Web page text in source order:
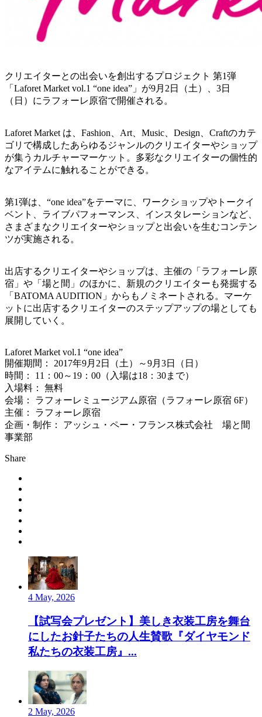
クリエイターとの出会いを創出するプロジェクト 第1弾
「Laforet Market vol.1 “one idea”」が9月2日（土）、3日
（日）にラフォーレ原宿で開催される。
Laforet Market は、Fashion、Art、Music、Design、Craftのカテ
ゴリで構成したあらゆるジャンルのクリエイターやショップ
が集うカルチャーマーケット。多彩なクリエイターの個性的
なアイテムに触れることができる。
第1弾は、“one idea”をテーマに、ワークショップやトークイ
ベント、ライブパフォーマンス、インスタレーションなど、
さまざまなクリエイターやショップと出会いを生むコンテン
ツが実施される。
出店するクリエイターやショップは、主催の「ラフォーレ原
宿」や「場と間」のほかに、新規のクリエイターも発掘する
「BATOMA AUDITION」からもノミネートされる。マーケ
ットに出店するクリエイターのステップアップの場としても
展開していく。
Laforet Market vol.1 “one idea”
開催期間： 2017年9月2日（土）～9月3日（日）
時間： 11：00～19：00（入場は18：30まで）
入場料： 無料
会場： ラフォーレミュージアム原宿（ラフォーレ原宿 6F）
主催： ラフォーレ原宿
企画・制作： アッシュ・ペー・フランス株式会社 場と間
事業部
Share
4 May, 2026
【試写会プレゼント】美しき衣装工房を舞台
にしたお針子たちの人生賛歌『ダイヤモンド
私たちの衣装工房』...
2 May, 2026